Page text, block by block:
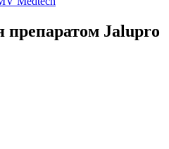
препаратом Jalupro